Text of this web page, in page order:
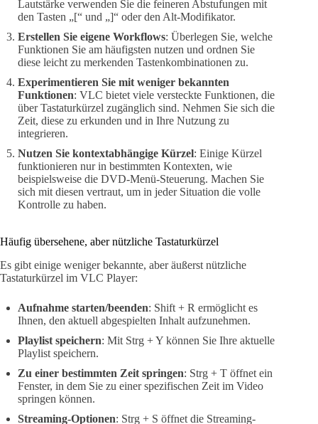
Lautstärke verwenden Sie die feineren Abstufungen mit
den Tasten „[“ und „]“ oder den Alt-Modifikator.
Erstellen Sie eigene Workflows: Überlegen Sie, welche
Funktionen Sie am häufigsten nutzen und ordnen Sie
diese leicht zu merkenden Tastenkombinationen zu.
Experimentieren Sie mit weniger bekannten
Funktionen: VLC bietet viele versteckte Funktionen, die
über Tastaturkürzel zugänglich sind. Nehmen Sie sich die
Zeit, diese zu erkunden und in Ihre Nutzung zu
integrieren.
Nutzen Sie kontextabhängige Kürzel: Einige Kürzel
funktionieren nur in bestimmten Kontexten, wie
beispielsweise die DVD-Menü-Steuerung. Machen Sie
sich mit diesen vertraut, um in jeder Situation die volle
Kontrolle zu haben.
Häufig übersehene, aber nützliche Tastaturkürzel
Es gibt einige weniger bekannte, aber äußerst nützliche
Tastaturkürzel im VLC Player:
Aufnahme starten/beenden: Shift + R ermöglicht es
Ihnen, den aktuell abgespielten Inhalt aufzunehmen.
Playlist speichern: Mit Strg + Y können Sie Ihre aktuelle
Playlist speichern.
Zu einer bestimmten Zeit springen: Strg + T öffnet ein
Fenster, in dem Sie zu einer spezifischen Zeit im Video
springen können.
Streaming-Optionen: Strg + S öffnet die Streaming-